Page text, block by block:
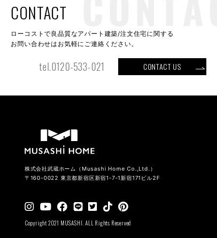
CONTACT
ローコストで良品質なアパート建築/注文住宅に関する
お問い合わせはお気軽にご連絡ください。
tel.0120-533-021 CONTACT US
株式会社武蔵ホーム（Musashi Home Co.,Ltd.）
〒160-0022 東京都新宿区新宿1-7-1新宿171ビル2F
Copyright 2021 MUSASHI. ALL Rights Reserved